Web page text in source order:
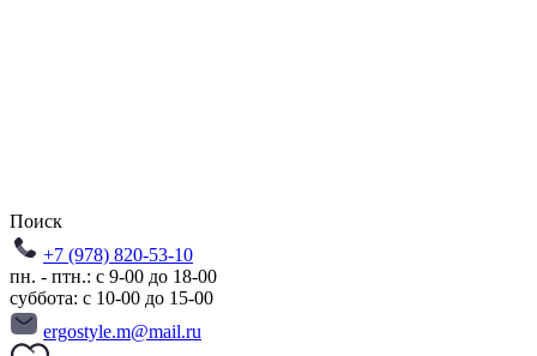
Поиск
+7 (978) 820-53-10
пн. - птн.: с 9-00 до 18-00
суббота: с 10-00 до 15-00
ergostyle.m@mail.ru